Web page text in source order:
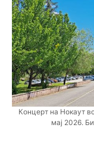
Концерт на Нокаут
мај 2026.